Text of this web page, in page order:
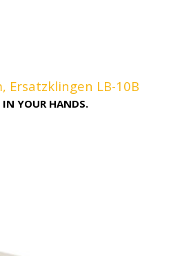
Ersatzklingen LB-10B
YOUR HANDS.